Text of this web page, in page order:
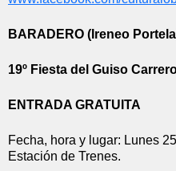
BARADERO (Ireneo
19º Fiesta del Guiso
ENTRADA GRATUITA
Fecha, hora y lugar: Lunes
Estación de Trenes.